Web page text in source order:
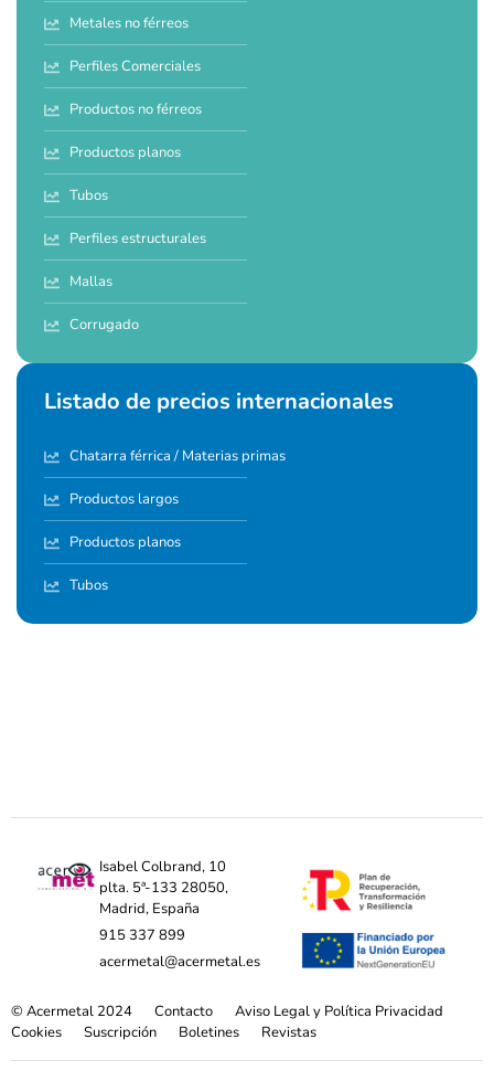
Metales no férreos
Perfiles Comerciales
Productos no férreos
Productos planos
Tubos
Perfiles estructurales
Mallas
Corrugado
Listado de precios internacionales
Chatarra férrica / Materias primas
Productos largos
Productos planos
Tubos
Isabel Colbrand, 10
plta. 5ª-133 28050,
Madrid, España
915 337 899
acermetal@acermetal.es
© Acermetal 2024 Contacto
Aviso Legal y Política Privacidad
Cookies
Suscripción Boletines Revistas